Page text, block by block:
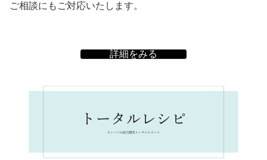
ご相談にもご対応いたします。
詳細をみる